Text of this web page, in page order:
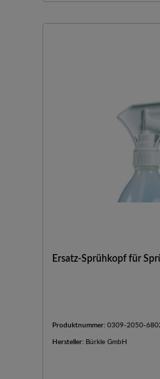
Ersatz-Sprühkopf für
Produktnummer: 0309-2050-
Hersteller: Bürkle GmbH